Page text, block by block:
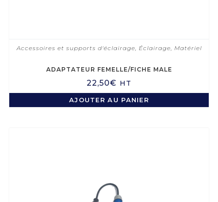
Accessoires et supports d'éclairage, Éclairage, Matériel
ADAPTATEUR FEMELLE/FICHE MALE
22,50€ HT
AJOUTER AU PANIER